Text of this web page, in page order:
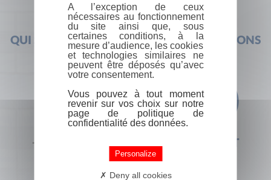
QUI SOMMES-NOUS ? FOIRE AUX QUESTIONS
+33 (0) 1 44 41 29 19 CONTACT
A l’exception de ceux
nécessaires au fonctionnement
du site ainsi que, sous
certaines conditions, à la
mesure d’audience, les cookies
et technologies similaires ne
peuvent être déposés qu’avec
votre consentement.
Vous pouvez à tout moment
revenir sur vos choix sur notre
page de politique de
confidentialité des données.
Personalize
Deny all cookies